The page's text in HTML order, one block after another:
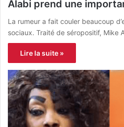
Alabi prend une
La rumeur a fait couler beaucoup
sociaux. Traité de séropositif, Mike
Lire la suite »